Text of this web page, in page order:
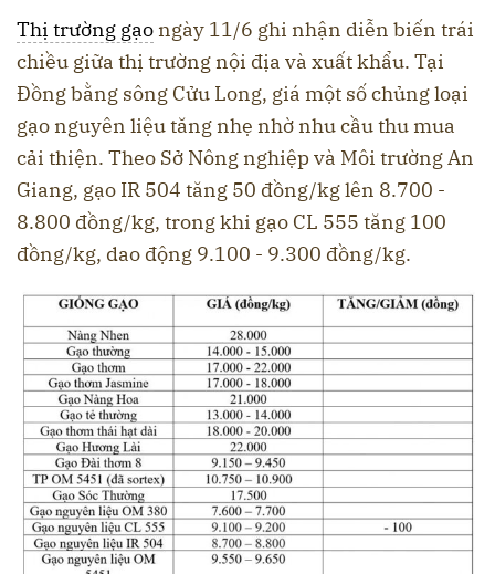
Thị trường gạo ngày 11/6 ghi nhận diễn biến trái
chiều giữa thị trường nội địa và xuất khẩu. Tại
Đồng bằng sông Cửu Long, giá một số chủng loại
gạo nguyên liệu tăng nhẹ nhờ nhu cầu thu mua
cải thiện. Theo Sở Nông nghiệp và Môi trường An
Giang, gạo IR 504 tăng 50 đồng/kg lên 8.700 -
8.800 đồng/kg, trong khi gạo CL 555 tăng 100
đồng/kg, dao động 9.100 - 9.300 đồng/kg.